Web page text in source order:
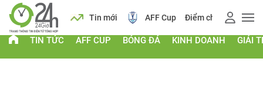
Lịch Tin mới AFF Cup Điểm chuẩn 2026
TIN TỨC AFF CUP BÓNG ĐÁ KINH DOANH GIẢI